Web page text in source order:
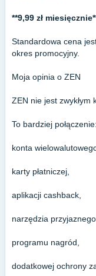
**9,99 zł
Standardowa cena
okres promocyjny.
Moja opinia o ZEN
ZEN nie jest zwykłym
To bardziej połączenie:
konta
karty płatniczej,
aplikacji cashback,
narzędzia
programu nagród,
dodatkowej ochrony